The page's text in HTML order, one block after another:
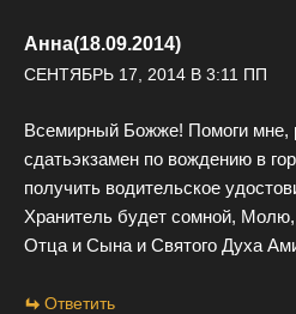
Анна(18.09.2014)
СЕНТЯБРЬ 17, 2014 В 3:11 ПП
Всемирный Божже! Помоги мне,
сдатьэкзамен по вождению в
получить водительское
Хранитель будет сомной,
Отца и Сына и Святого Духа
Ответить